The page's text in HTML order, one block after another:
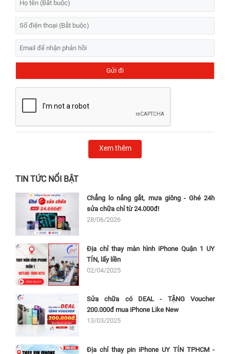
Xem thêm
TIN TỨC NỔI BẬT
Chẳng lo nắng gắt, mưa giông - Ghé 24h
sửa chữa chỉ từ 24.000đ!
28/06/2026
Địa chỉ thay màn hình iPhone Quận 1 UY
TÍN, lấy liền
02/04/2025
Sửa chữa có DEAL - TẶNG Voucher
200.000đ mua iPhone Like New
13/03/2025
Địa chỉ thay pin iPhone UY TÍN TPHCM -